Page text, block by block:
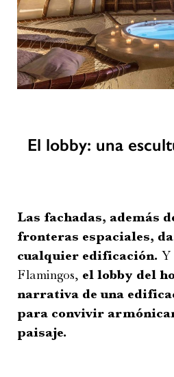
El lobby: una
Las fachadas, además
fronteras espaciales,
cualquier edificación. Y
Flamingos, el lobby del
narrativa de una
para convivir
paisaje.